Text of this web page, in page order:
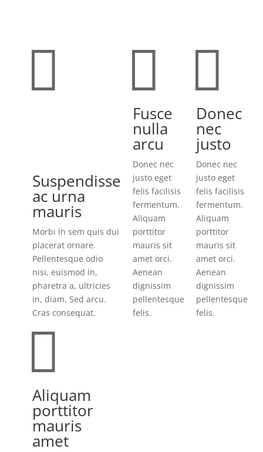

Suspendisse
ac urna
mauris
Morbi in sem quis dui
placerat ornare.
Pellentesque odio
nisi, euismod in,
pharetra a, ultricies
in, diam. Sed arcu.
Cras consequat.

Fusce
nulla
arcu
Donec nec
justo eget
felis facilisis
fermentum.
Aliquam
porttitor
mauris sit
amet orci.
Aenean
dignissim
pellentesque
felis.

Donec
nec
justo
Donec nec
justo eget
felis facilisis
fermentum.
Aliquam
porttitor
mauris sit
amet orci.
Aenean
dignissim
pellentesque
felis.

Aliquam
porttitor
mauris
amet